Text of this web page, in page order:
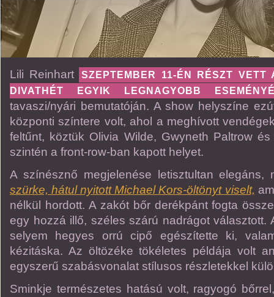
Lili Reinhart
SZEPTEMBER 11-ÉN RÉSZT VETT
DIVATHÉT EGYIK LEGNAGYOBB
tavaszi/nyári bemutatóján. A show helyszíne
központi színtere volt, ahol a meghívott
feltűnt, köztük Olivia Wilde, Gwyneth Paltrow
szintén a front-row-ban kapott helyet.
A színésznő megjelenése letisztultan elegáns,
szürke, hátul nyitott Michael Kors-öltönyt viselt,
nélkül hordott. A zakót bőr derékpánt fogta
egy hozzá illő, széles szárú nadrágot választott.
selyem hegyes orrú cipő egészítette ki,
kézitáska. Az öltözéke tökéletes példája volt
egyszerű szabásvonalat stílusos részletekkel
Sminkje természetes hatású volt, ragyogó